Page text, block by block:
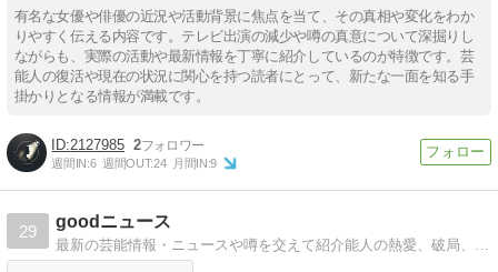
有名な女優や俳優の近況や活動背景に焦点を当て、その真相や変化をわか
りやすく伝える内容です。テレビ出演の減少や噂の真意について深掘りし
ながらも、実際の活動や最新情報を丁寧に紹介しているのが特徴です。芸
能人の復活や現在の状況に関心を持つ読者にとって、新たな一面を知る手
掛かりとなる情報が満載です。
2127985 2
週間IN:6 週間OUT:24 月間IN:9
29
goodニュース